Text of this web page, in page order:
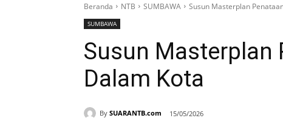
Beranda NTB SUMBAWA Susun Masterplan
SUMBAWA
Susun Masterplan
Dalam Kota
By SUARANTB.com 15/05/2026